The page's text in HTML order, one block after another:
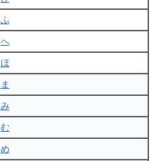
ふ
へ
ほ
ま
み
む
め